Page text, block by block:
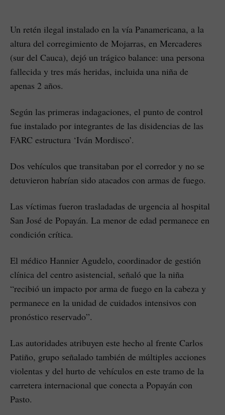
Un retén ilegal instalado en la vía Panamericana, a la
altura del corregimiento de Mojarras, en Mercaderes
(sur del Cauca), dejó un trágico balance: una persona
fallecida y tres más heridas, incluida una niña de
apenas 2 años.
Según las primeras indagaciones, el punto de control
fue instalado por integrantes de las disidencias de las
FARC estructura ‘Iván Mordisco’.
Dos vehículos que transitaban por el corredor y no se
detuvieron habrían sido atacados con armas de fuego.
Las víctimas fueron trasladadas de urgencia al hospital
San José de Popayán. La menor de edad permanece en
condición crítica.
El médico Hannier Agudelo, coordinador de gestión
clínica del centro asistencial, señaló que la niña
“recibió un impacto por arma de fuego en la cabeza y
permanece en la unidad de cuidados intensivos con
pronóstico reservado”.
Las autoridades atribuyen este hecho al frente Carlos
Patiño, grupo señalado también de múltiples acciones
violentas y del hurto de vehículos en este tramo de la
carretera internacional que conecta a Popayán con
Pasto.